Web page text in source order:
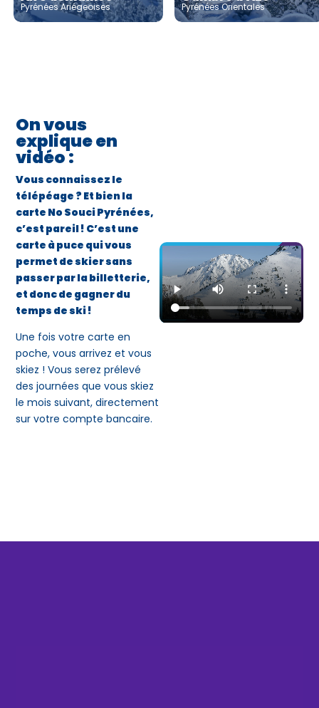
Pyrénées Ariégeoises Pyrénées Orientales
On vous
explique en
vidéo :
Vous connaissez le
télépéage ? Et bien la
carte No Souci Pyrénées,
c’est pareil ! C’est une
carte à puce qui vous
permet de skier sans
passer par la billetterie,
et donc de gagner du
temps de ski !
Une fois votre carte en
poche, vous arrivez et vous
skiez ! Vous serez prélevé
des journées que vous skiez
le mois suivant, directement
sur votre compte bancaire.